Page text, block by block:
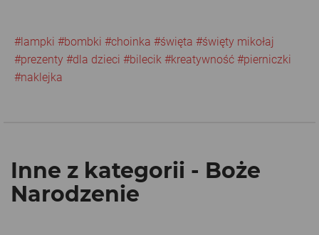
#lampki #bombki #choinka #święta #święty mikołaj
#prezenty #dla dzieci #bilecik #kreatywność #pierniczki
#naklejka
Inne z kategorii - Boże
Narodzenie